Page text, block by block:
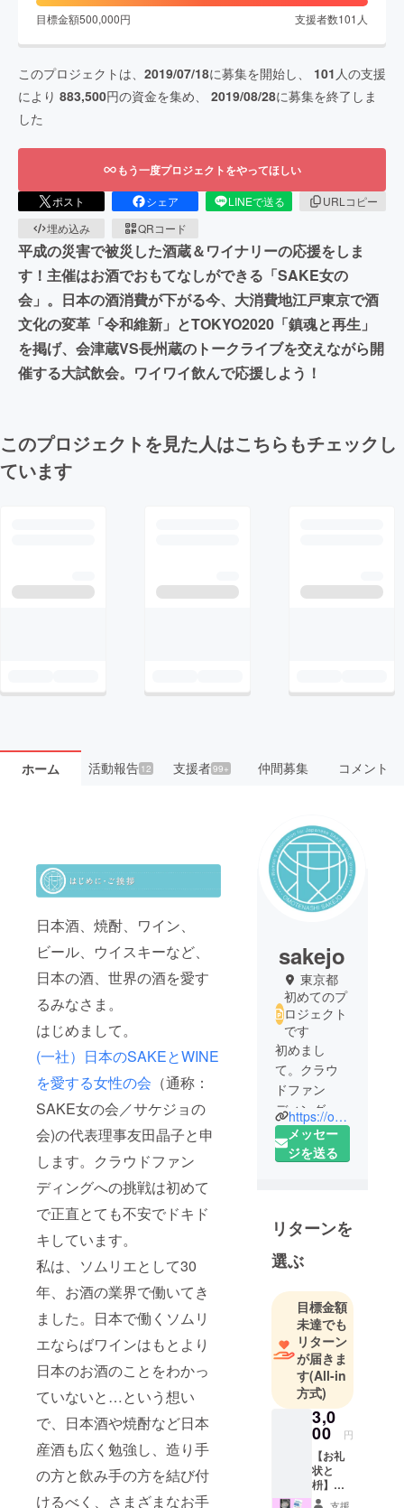
目標金額500,000円 支援者数101 人
このプロジェクトは、 2019/07/18に募集を開始し、 101 人の支援
により 883,500円の資金を集め、 2019/08/28に募集を終了しま
した
もう一度プロジェクトをやってほしい
ポスト シェア LINEで送る
URLコピー
埋め込み
QRコード
平成の災害で被災した酒蔵＆ワイナリーの応援をしま
す！主催はお酒でおもてなしができる「SAKE女の
会」。日本の酒消費が下がる今、大消費地江戸東京で酒
文化の変革「令和維新」とTOKYO2020「鎮魂と再生」
を掲げ、会津蔵VS長州蔵のトークライブを交えながら開
催する大試飲会。ワイワイ飲んで応援しよう！
このプロジェクトを見た人はこちらもチェックし
ています
ホーム 活動報告12 支援者99+ 仲間募集 コメント
日本酒、焼酎、ワイン、
ビール、ウイスキーなど、
日本の酒、世界の酒を愛す
るみなさま。
はじめまして。
(一社）日本のSAKEとWINE
を愛する女性の会 （通称：
SAKE女の会／サケジョの
会)の代表理事友田晶子と申
します。クラウドファン
ディングへの挑戦は初めて
で正直とても不安でドキド
キしています。
私は、ソムリエとして30
年、お酒の業界で働いてき
ました。日本で働くソムリ
エならばワインはもとより
日本のお酒のことをわかっ
ていないと…という想い
で、日本酒や焼酎など日本
産酒も広く勉強し、造り手
の方と飲み手の方を結び付
けるべく、さまざまなお手
sakejo
東京都
初めてのプ
ロジェクト
です
初めまし
て。クラウ
ドファン
ディングは
初めての挑
戦です。よ
お酒を愛
し、お酒で
おもてなし
ができる人
＝SAKE女
（サケ
ジョ）と定
義し、2016
年の発足以
来、日本産
のお酒を国
内外にPRす
ることを目
的に、
https://omotenashi-sakejo.com/
メッセー
ジを送る
リターンを
選ぶ
目標金額
未達でも
リターン
が届きま
す(All-in
方式)
3,0
00 円
【お礼
状と
枡】◆
１、お